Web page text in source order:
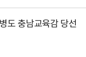
도 충남교육감 당선